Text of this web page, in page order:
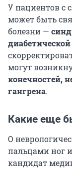
У пациентов с
может быть
болезни —
могут
конечностей,
гангрена.
Какие еще
О
пальцами ног
кандидат